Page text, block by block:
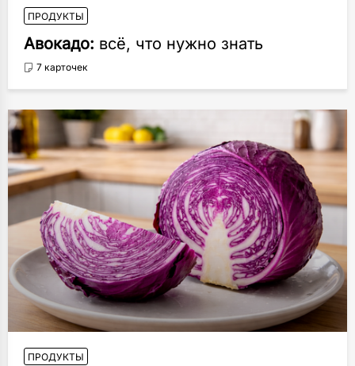
ПРОДУКТЫ
Авокадо: всё, что нужно знать
7 карточек
ПРОДУКТЫ